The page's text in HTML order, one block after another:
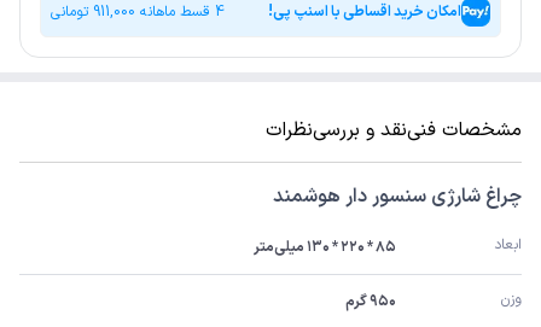
امکان خرید اقساطی با اسنپ پی! 4 قسط ماهانه 911,000 تومانی
مشخصات فنینقد و بررسینظرات
چراغ شارژی سنسور دار هوشمند
ابعاد ۸۵ * ۲۲۰ * ۱۳۰ میلی‌متر
وزن ۹۵۰ گرم